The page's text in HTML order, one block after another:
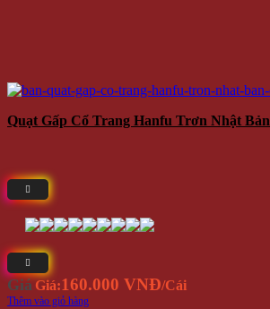
Quạt Gấp Cổ Trang Hanfu Trơn Nhật Bản
Giá Giá:160.000 VNĐ/Cái
Thêm vào giỏ hàng